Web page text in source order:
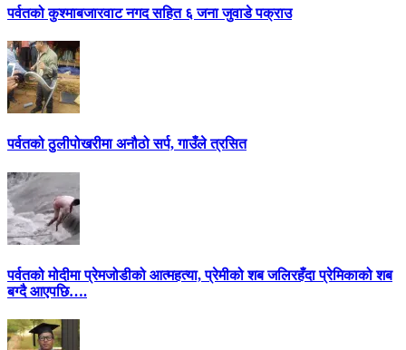
पर्वतको कुश्माबजारवाट नगद सहित ६ जना जुवाडे पक्राउ
पर्वतको ठुलीपोखरीमा अनौठो सर्प, गाउँले त्रसित
पर्वतको मोदीमा प्रेमजोडीको आत्महत्या, प्रेमीको शब जलिरहँदा प्रेमिकाको शब
बग्दै आएपछि….